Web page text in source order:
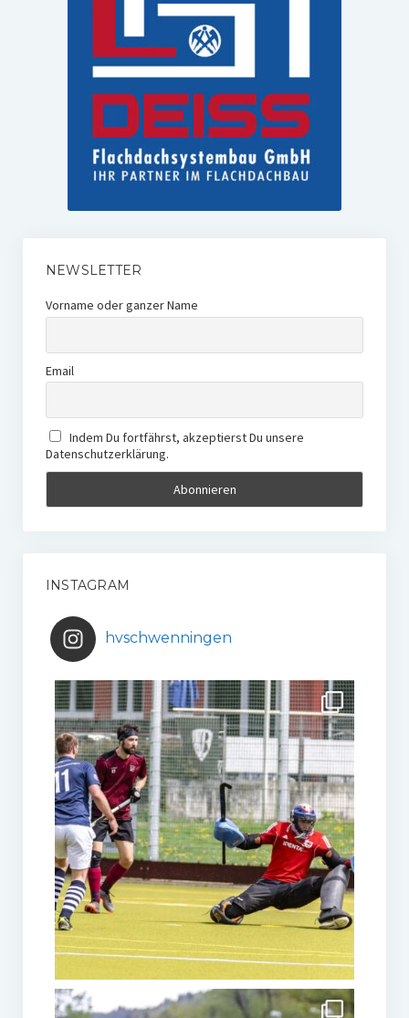
NEWSLETTER
Vorname oder ganzer Name
Email
Indem Du fortfährst, akzeptierst Du unsere
Datenschutzerklärung.
INSTAGRAM
hvschwenningen